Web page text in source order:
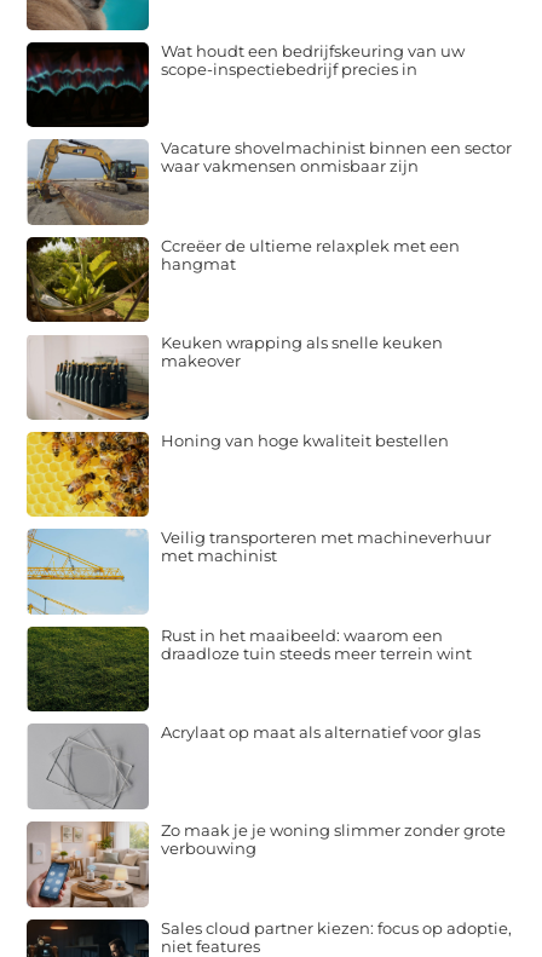
Wat houdt een bedrijfskeuring van uw
scope-inspectiebedrijf precies in
Vacature shovelmachinist binnen een sector
waar vakmensen onmisbaar zijn
Ccreëer de ultieme relaxplek met een
hangmat
Keuken wrapping als snelle keuken
makeover
Honing van hoge kwaliteit bestellen
Veilig transporteren met machineverhuur
met machinist
Rust in het maaibeeld: waarom een
draadloze tuin steeds meer terrein wint
Acrylaat op maat als alternatief voor glas
Zo maak je je woning slimmer zonder grote
verbouwing
Sales cloud partner kiezen: focus op adoptie,
niet features